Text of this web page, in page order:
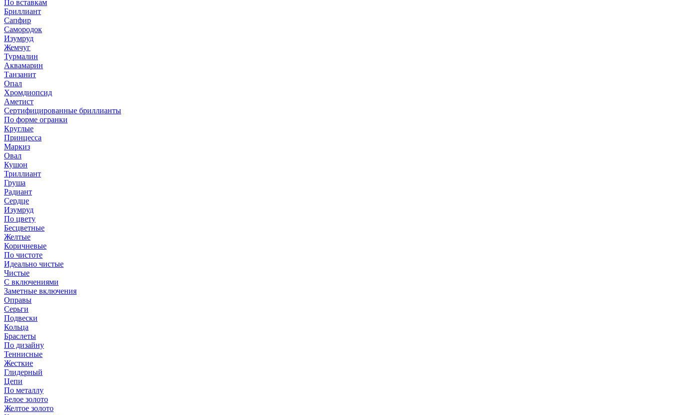
По вставкам
Бриллиант
Сапфир
Самородок
Изумруд
Жемчуг
Турмалин
Аквамарин
Танзанит
Опал
Хромдиопсид
Аметист
Сертифицированные бриллианты
По форме огранки
Круглые
Принцесса
Маркиз
Овал
Кушон
Триллиант
Груша
Радиант
Сердце
Изумруд
По цвету
Бесцветные
Желтые
Коричневые
По чистоте
Идеально чистые
Чистые
С включениями
Заметные включения
Оправы
Серьги
Подвески
Кольца
Браслеты
По дизайну
Теннисные
Жесткие
Глидерный
Цепи
По металлу
Белое золото
Желтое золото